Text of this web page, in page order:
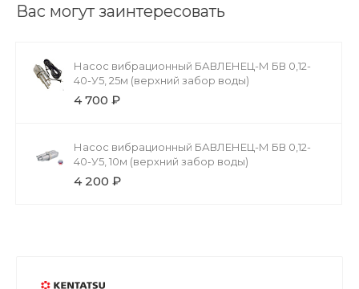
Вас могут заинтересовать
Насос вибрационный БАВЛЕНЕЦ-М БВ 0,12-
40-У5, 25м (верхний забор воды)
4 700 ₽
Насос вибрационный БАВЛЕНЕЦ-М БВ 0,12-
40-У5, 10м (верхний забор воды)
4 200 ₽